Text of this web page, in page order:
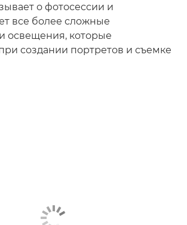
о фотосессии и
все более сложные
освещения, которые
создании портретов и съемке